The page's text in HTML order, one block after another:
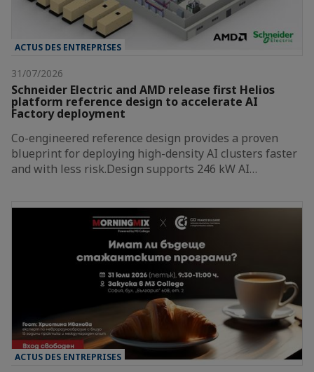
ACTUS DES ENTREPRISES
31/07/2026
Schneider Electric and AMD release first Helios
platform reference design to accelerate AI
Factory deployment
Co-engineered reference design provides a proven
blueprint for deploying high-density AI clusters faster
and with less risk.Design supports 246 kW AI…
ACTUS DES ENTREPRISES